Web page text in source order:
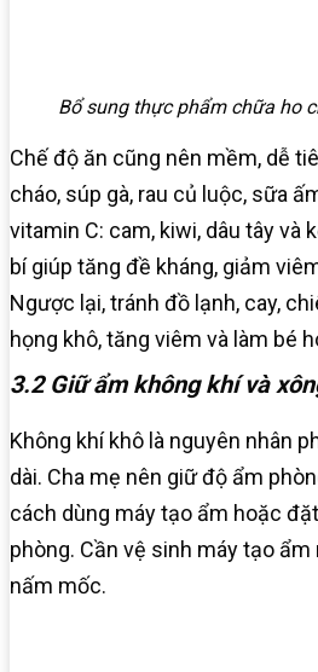
Bổ sung thực phẩm chữa ho
Chế độ ăn cũng nên mềm, dễ
cháo, súp gà, rau củ luộc, sữa
vitamin C: cam, kiwi, dâu tây và
bí giúp tăng đề kháng, giảm
Ngược lại, tránh đồ lạnh, cay,
họng khô, tăng viêm và làm bé
3.2 Giữ ẩm không khí và
Không khí khô là nguyên nhân
dài. Cha mẹ nên giữ độ ẩm
cách dùng máy tạo ẩm hoặc
phòng. Cần vệ sinh máy tạo
nấm mốc.